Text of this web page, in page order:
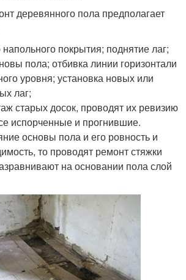
деревянного пола предполагает
покрытия; поднятие лаг;
пола; отбивка линии горизонтали
уровня; установка новых или
лаг;
старых досок, проводят их ревизию
испорченные и прогнившие.
основы пола и его ровность и
то проводят ремонт стяжки
на основании пола слой